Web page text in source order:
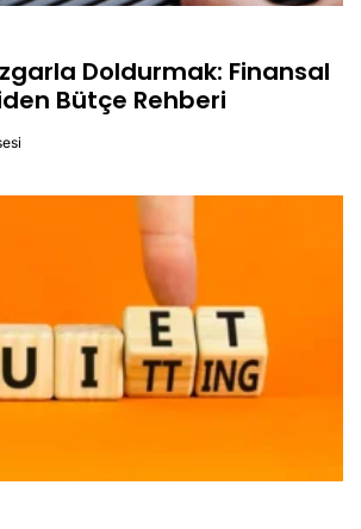
Doldurmak: Finansal
Bütçe Rehberi